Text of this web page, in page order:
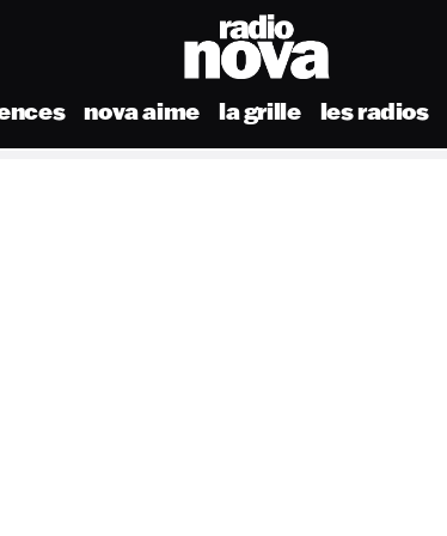
nova aime la grille les radios